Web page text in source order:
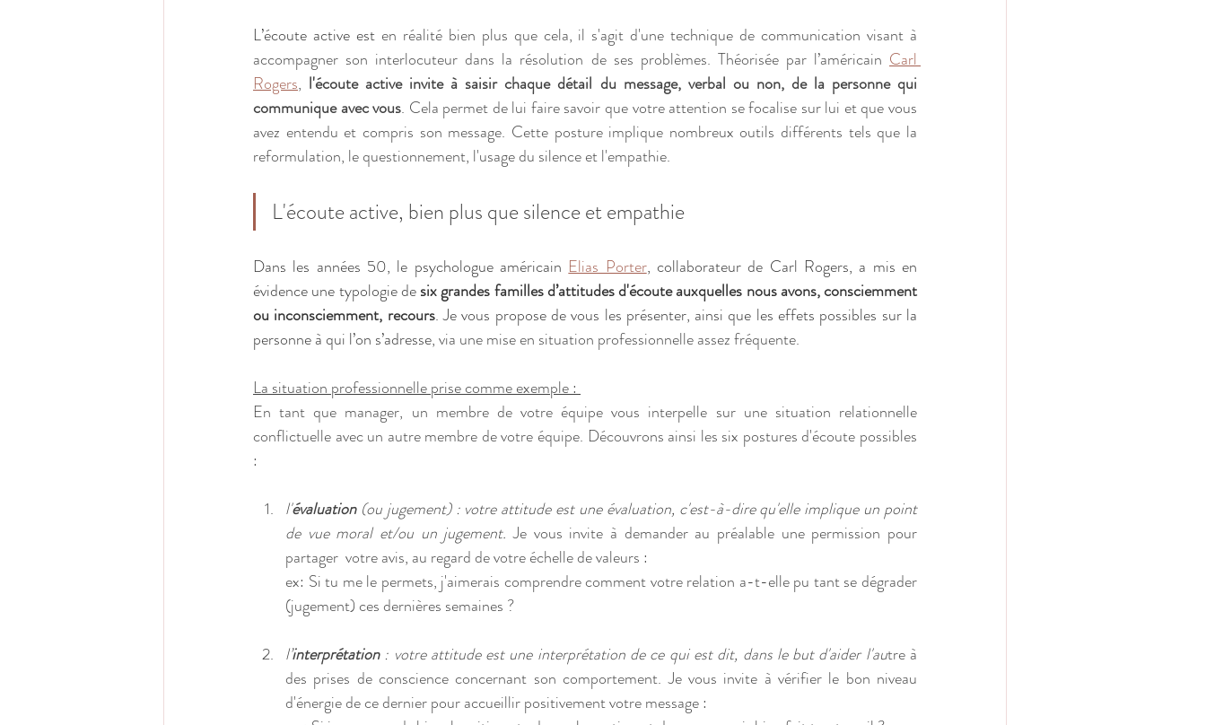
L’écoute active est en réalité bien plus que cela, il s'agit d'une technique de communication visant à
accompagner son interlocuteur dans la résolution de ses problèmes. Théorisée par l’américain Carl
Rogers, l'écoute active invite à saisir chaque détail du message, verbal ou non, de la personne qui
communique avec vous. Cela permet de lui faire savoir que votre attention se focalise sur lui et que vous
avez entendu et compris son message. Cette posture implique nombreux outils différents tels que la
reformulation, le questionnement, l'usage du silence et l'empathie.
L'écoute active, bien plus que silence et empathie
Dans les années 50, le psychologue américain Elias Porter, collaborateur de Carl Rogers, a mis en
évidence une typologie de six grandes familles d’attitudes d'écoute auxquelles nous avons, consciemment
ou inconsciemment, recours. Je vous propose de vous les présenter, ainsi que les effets possibles sur la
personne à qui l’on s’adresse, via une mise en situation professionnelle assez fréquente.
La situation professionnelle prise comme exemple :
En tant que manager, un membre de votre équipe vous interpelle sur une situation relationnelle
conflictuelle avec un autre membre de votre équipe. Découvrons ainsi les six postures d'écoute possibles
:
l'évaluation (ou jugement) : votre attitude est une évaluation, c'est-à-dire qu'elle implique un point
de vue moral et/ou un jugement. Je vous invite à demander au préalable une permission pour
partager  votre avis, au regard de votre échelle de valeurs :
ex: Si tu me le permets, j'aimerais comprendre comment votre relation a-t-elle pu tant se dégrader
(jugement) ces dernières semaines ?
l’interprétation : votre attitude est une interprétation de ce qui est dit, dans le but d'aider l'autre à
des prises de conscience concernant son comportement. Je vous invite à vérifier le bon niveau
d'énergie de ce dernier pour accueillir positivement votre message :